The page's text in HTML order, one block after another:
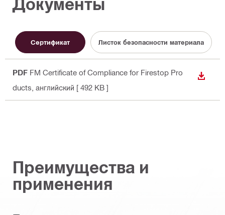
Сертификат Листок безопасности материала
PDF FM Certificate of Compliance for Firestop Pro
ducts , английский [ 492 KB ]
Преимущества и
применения